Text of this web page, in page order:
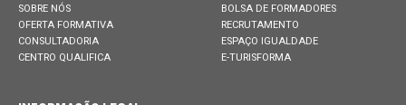
SOBRE NÓS
OFERTA FORMATIVA
CONSULTADORIA
CENTRO QUALIFICA
BOLSA DE FORMADORES
RECRUTAMENTO
ESPAÇO IGUALDADE
E-TURISFORMA